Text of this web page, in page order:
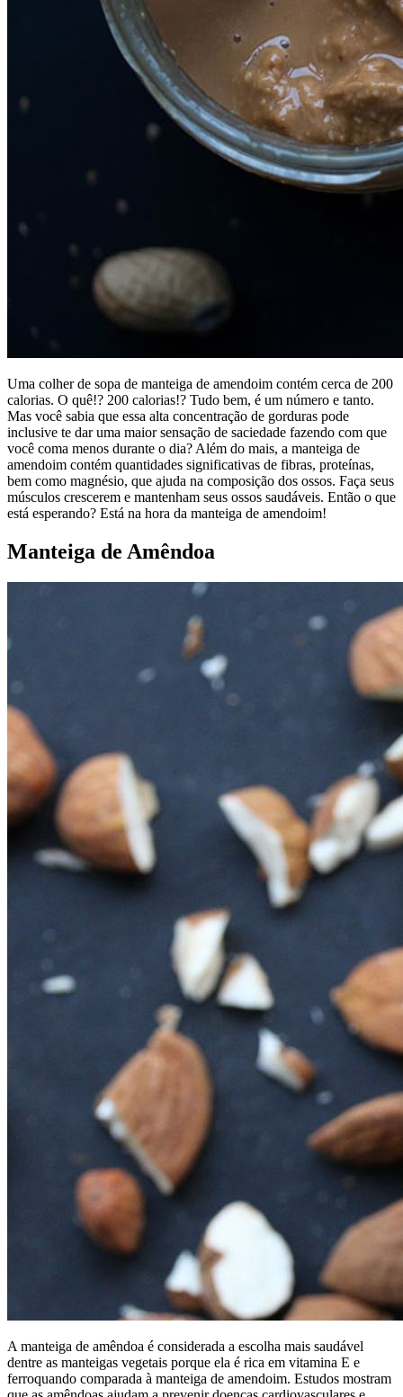
Uma colher de sopa de manteiga de amendoim contém cerca de 200
calorias. O quê!? 200 calorias!? Tudo bem, é um número e tanto.
Mas você sabia que essa alta concentração de gorduras pode
inclusive te dar uma maior sensação de saciedade fazendo com que
você coma menos durante o dia? Além do mais, a manteiga de
amendoim contém quantidades significativas de fibras, proteínas,
bem como magnésio, que ajuda na composição dos ossos. Faça seus
músculos crescerem e mantenham seus ossos saudáveis. Então o que
está esperando? Está na hora da manteiga de amendoim!
Manteiga de Amêndoa
A manteiga de amêndoa é considerada a escolha mais saudável
dentre as manteigas vegetais porque ela é rica em vitamina E e
ferroquando comparada à manteiga de amendoim. Estudos mostram